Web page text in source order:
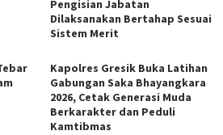
Pengisian Jabatan
Dilaksanakan Bertahap Sesuai
Sistem Merit
Kapolres Gresik Buka Latihan
Gabungan Saka Bhayangkara
2026, Cetak Generasi Muda
Berkarakter dan Peduli
Kamtibmas